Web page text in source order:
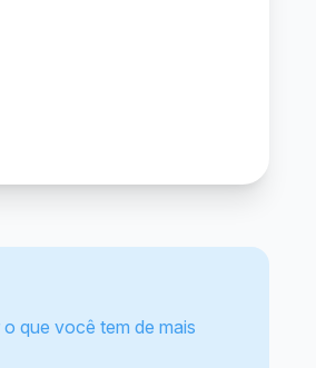
que você tem de mais